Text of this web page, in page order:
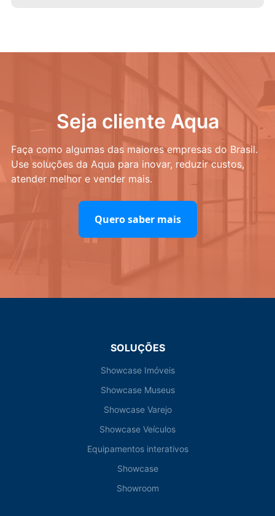
Seja cliente Aqua
Faça como algumas das maiores empresas do Brasil.
Use soluções da Aqua para inovar, reduzir custos,
atender melhor e vender mais.
Quero saber mais
SOLUÇÕES
Showcase Imóveis
Showcase Museus
Showcase Varejo
Showcase Veículos
Equipamentos interativos
Showcase
Showroom